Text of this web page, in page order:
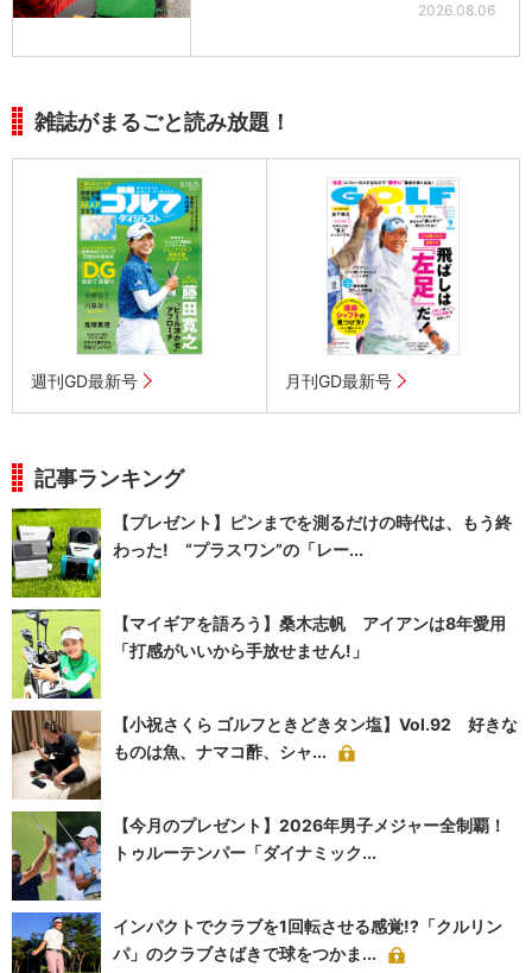
2026.08.06
雑誌がまるごと読み放題！
週刊GD最新号 月刊GD最新号
記事ランキング
【プレゼント】ピンまでを測るだけの時代は、もう終
わった! “プラスワン”の「レー...
【マイギアを語ろう】桑木志帆 アイアンは8年愛用
「打感がいいから手放せません!」
【小祝さくら ゴルフときどきタン塩】Vol.92 好きな
ものは魚、ナマコ酢、シャ...
【今月のプレゼント】2026年男子メジャー全制覇！
トゥルーテンパー「ダイナミック...
インパクトでクラブを1回転させる感覚!?「クルリン
パ」のクラブさばきで球をつかま...